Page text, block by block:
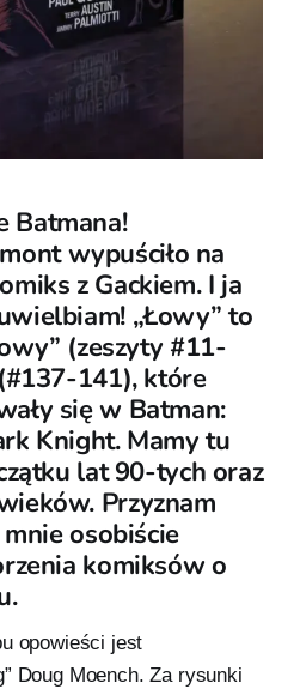
Batmana!
wypuściło na
z Gackiem. I ja
„Łowy” to
(zeszyty #11-
141), które
się w Batman:
Knight. Mamy tu
lat 90-tych oraz
Przyznam
osobiście
komiksów o
opowieści jest
Doug Moench. Za rysunki